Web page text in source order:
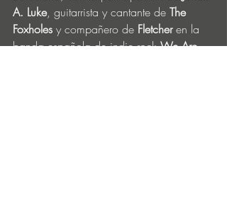
A. Luke, guitarrista y cantante de The
Foxholes y compañero de Fletcher en la
banda española de indie rock We Are